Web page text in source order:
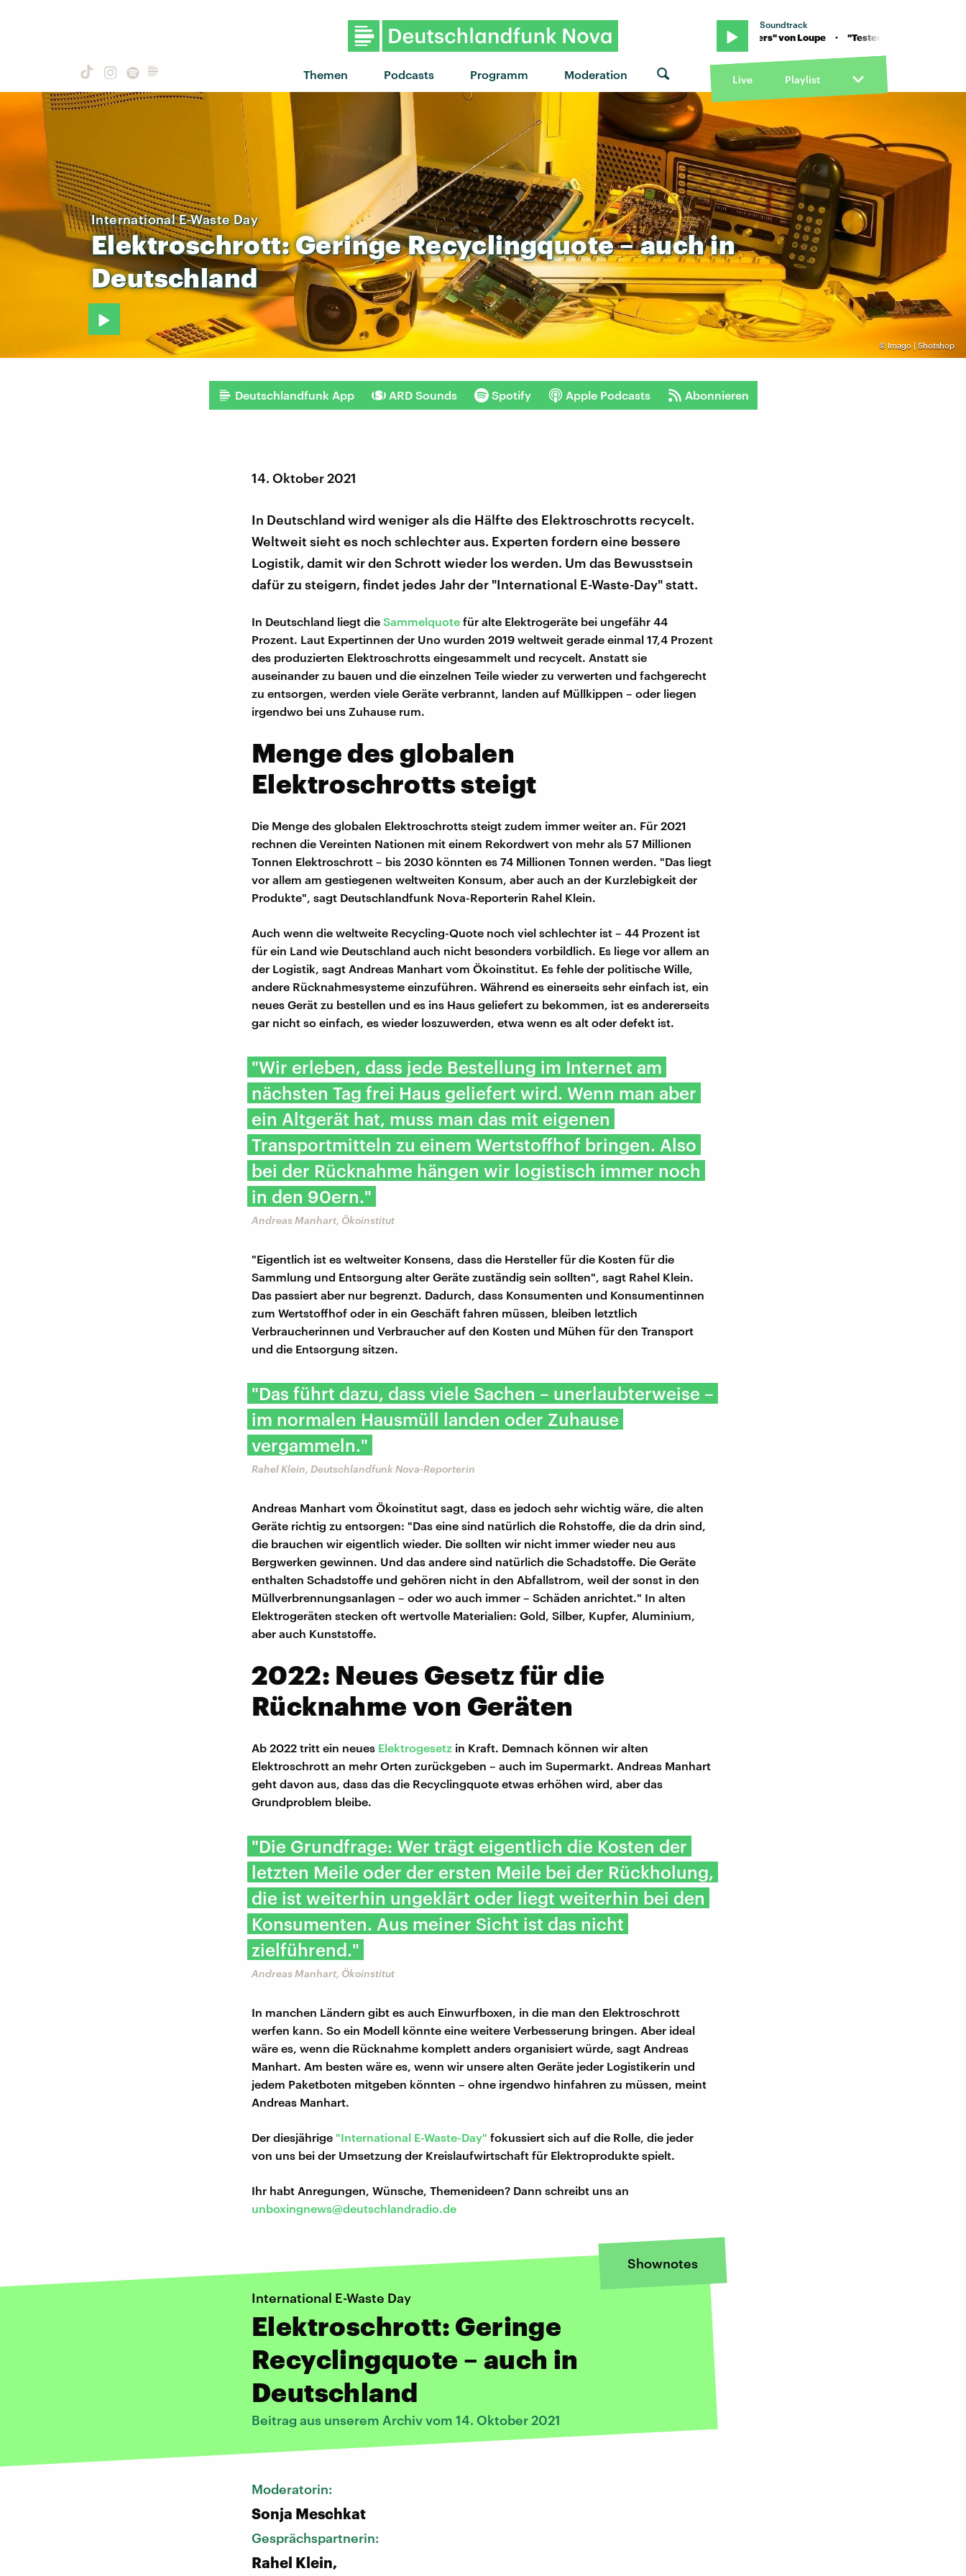
Themen Podcasts Programm Moderation
Soundtrack
"Tested Waters" von Loupe · "Tested Waters" von Loupe · "Tested Waters" von Loupe
Live Playlist
© Imago | Shotshop
International E-Waste Day
Elektroschrott:GeringeRecyclingquote–auchin
Deutschland
Deutschlandfunk App ARD Sounds Spotify Apple Podcasts Abonnieren
14. Oktober 2021
In Deutschland wird weniger als die Hälfte des Elektroschrotts recycelt.
Weltweit sieht es noch schlechter aus. Experten fordern eine bessere
Logistik, damit wir den Schrott wieder los werden. Um das Bewusstsein
dafür zu steigern, findet jedes Jahr der "International E-Waste-Day" statt.
In Deutschland liegt die Sammelquote für alte Elektrogeräte bei ungefähr 44
Prozent. Laut Expertinnen der Uno wurden 2019 weltweit gerade einmal 17,4 Prozent
des produzierten Elektroschrotts eingesammelt und recycelt. Anstatt sie
auseinander zu bauen und die einzelnen Teile wieder zu verwerten und fachgerecht
zu entsorgen, werden viele Geräte verbrannt, landen auf Müllkippen – oder liegen
irgendwo bei uns Zuhause rum.
Menge des globalen
Elektroschrotts steigt
Die Menge des globalen Elektroschrotts steigt zudem immer weiter an. Für 2021
rechnen die Vereinten Nationen mit einem Rekordwert von mehr als 57 Millionen
Tonnen Elektroschrott – bis 2030 könnten es 74 Millionen Tonnen werden. "Das liegt
vor allem am gestiegenen weltweiten Konsum, aber auch an der Kurzlebigkeit der
Produkte", sagt Deutschlandfunk Nova-Reporterin Rahel Klein.
Auch wenn die weltweite Recycling-Quote noch viel schlechter ist – 44 Prozent ist
für ein Land wie Deutschland auch nicht besonders vorbildlich. Es liege vor allem an
der Logistik, sagt Andreas Manhart vom Ökoinstitut. Es fehle der politische Wille,
andere Rücknahmesysteme einzuführen. Während es einerseits sehr einfach ist, ein
neues Gerät zu bestellen und es ins Haus geliefert zu bekommen, ist es andererseits
gar nicht so einfach, es wieder loszuwerden, etwa wenn es alt oder defekt ist.
"Wir erleben, dass jede Bestellung im Internet am
nächsten Tag frei Haus geliefert wird. Wenn man aber
ein Altgerät hat, muss man das mit eigenen
Transportmitteln zu einem Wertstoffhof bringen. Also
bei der Rücknahme hängen wir logistisch immer noch
in den 90ern."
Andreas Manhart, Ökoinstitut
"Eigentlich ist es weltweiter Konsens, dass die Hersteller für die Kosten für die
Sammlung und Entsorgung alter Geräte zuständig sein sollten", sagt Rahel Klein.
Das passiert aber nur begrenzt. Dadurch, dass Konsumenten und Konsumentinnen
zum Wertstoffhof oder in ein Geschäft fahren müssen, bleiben letztlich
Verbraucherinnen und Verbraucher auf den Kosten und Mühen für den Transport
und die Entsorgung sitzen.
"Das führt dazu, dass viele Sachen – unerlaubterweise –
im normalen Hausmüll landen oder Zuhause
vergammeln."
Rahel Klein, Deutschlandfunk Nova-Reporterin
Andreas Manhart vom Ökoinstitut sagt, dass es jedoch sehr wichtig wäre, die alten
Geräte richtig zu entsorgen: "Das eine sind natürlich die Rohstoffe, die da drin sind,
die brauchen wir eigentlich wieder. Die sollten wir nicht immer wieder neu aus
Bergwerken gewinnen. Und das andere sind natürlich die Schadstoffe. Die Geräte
enthalten Schadstoffe und gehören nicht in den Abfallstrom, weil der sonst in den
Müllverbrennungsanlagen – oder wo auch immer – Schäden anrichtet." In alten
Elektrogeräten stecken oft wertvolle Materialien: Gold, Silber, Kupfer, Aluminium,
aber auch Kunststoffe.
2022: Neues Gesetz für die
Rücknahme von Geräten
Ab 2022 tritt ein neues Elektrogesetz in Kraft. Demnach können wir alten
Elektroschrott an mehr Orten zurückgeben – auch im Supermarkt. Andreas Manhart
geht davon aus, dass das die Recyclingquote etwas erhöhen wird, aber das
Grundproblem bleibe.
"Die Grundfrage: Wer trägt eigentlich die Kosten der
letzten Meile oder der ersten Meile bei der Rückholung,
die ist weiterhin ungeklärt oder liegt weiterhin bei den
Konsumenten. Aus meiner Sicht ist das nicht
zielführend."
Andreas Manhart, Ökoinstitut
In manchen Ländern gibt es auch Einwurfboxen, in die man den Elektroschrott
werfen kann. So ein Modell könnte eine weitere Verbesserung bringen. Aber ideal
wäre es, wenn die Rücknahme komplett anders organisiert würde, sagt Andreas
Manhart. Am besten wäre es, wenn wir unsere alten Geräte jeder Logistikerin und
jedem Paketboten mitgeben könnten – ohne irgendwo hinfahren zu müssen, meint
Andreas Manhart.
Der diesjährige "International E-Waste-Day" fokussiert sich auf die Rolle, die jeder
von uns bei der Umsetzung der Kreislaufwirtschaft für Elektroprodukte spielt.
Ihr habt Anregungen, Wünsche, Themenideen? Dann schreibt uns an
unboxingnews@deutschlandradio.de
Shownotes
International E-Waste Day
Elektroschrott: Geringe
Recyclingquote – auch in
Deutschland
Beitrag aus unserem Archiv vom 14. Oktober 2021
Moderatorin:
Sonja Meschkat
Gesprächspartnerin:
Rahel Klein,